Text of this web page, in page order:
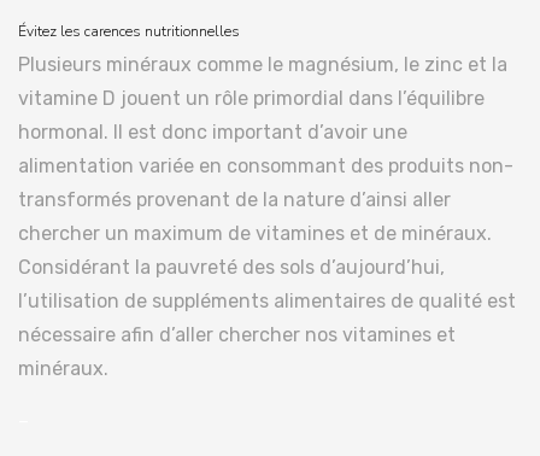
Évitez les carences nutritionnelles
Plusieurs minéraux comme le magnésium, le zinc et la
vitamine D jouent un rôle primordial dans l’équilibre
hormonal. Il est donc important d’avoir une
alimentation variée en consommant des produits non-
transformés provenant de la nature d’ainsi aller
chercher un maximum de vitamines et de minéraux.
Considérant la pauvreté des sols d’aujourd’hui,
l’utilisation de suppléments alimentaires de qualité est
nécessaire afin d’aller chercher nos vitamines et
minéraux.